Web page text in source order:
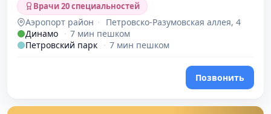
Врачи 20 специальностей
Аэропорт район ·
Петровско-Разумовская аллея, 4
Динамо · 7 мин пешком
Петровский парк · 7 мин пешком
Позвонить